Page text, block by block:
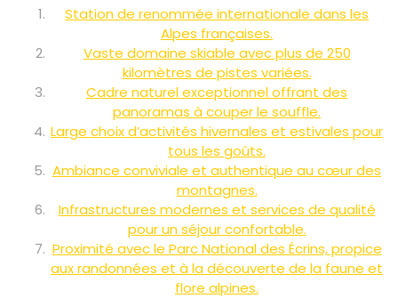
Station de renommée internationale dans les
Alpes françaises.
Vaste domaine skiable avec plus de 250
kilomètres de pistes variées.
Cadre naturel exceptionnel offrant des
panoramas à couper le souffle.
Large choix d’activités hivernales et estivales pour
tous les goûts.
Ambiance conviviale et authentique au cœur des
montagnes.
Infrastructures modernes et services de qualité
pour un séjour confortable.
Proximité avec le Parc National des Écrins, propice
aux randonnées et à la découverte de la faune et
flore alpines.